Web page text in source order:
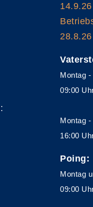
:
28.8.26
Montag -
09:00
Montag
16:00
Poing:
Montag
09:00